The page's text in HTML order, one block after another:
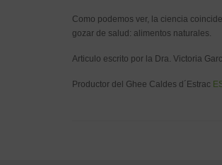
Como podemos ver, la ciencia
gozar de salud: alimentos naturales.
Articulo escrito por la Dra. Victoria
Productor del Ghee Caldes d´Estrac